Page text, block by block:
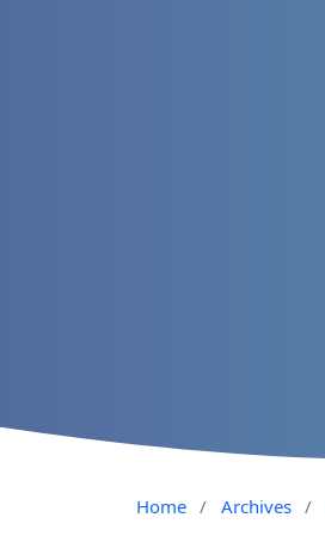
Home / Archives /